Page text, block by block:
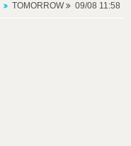
TOMORROW 09/08 11:58